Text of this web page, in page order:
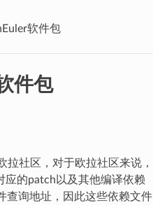
软件包
件包
拉社区，对于欧拉社区来说，
应的patch以及其他编译依赖
查询地址，因此这些依赖文件